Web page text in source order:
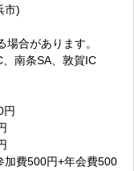
)
合があります。
条SA、敦賀IC
円+年会費500